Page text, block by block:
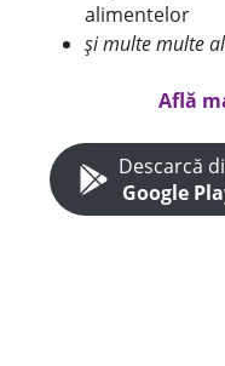
alimentelor
și multe multe
Află
Descarcă
Google